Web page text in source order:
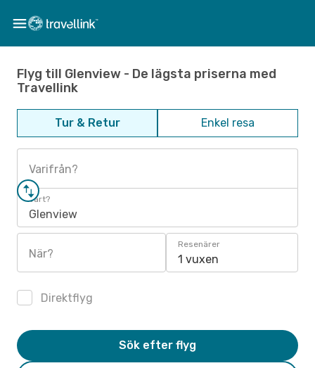
Flyg till Glenview - De lägsta priserna med
Travellink
Tur & Retur Enkel resa
Varifrån?
Vart?
Glenview
När?
Resenärer
1 vuxen
Direktflyg
Sök efter flyg